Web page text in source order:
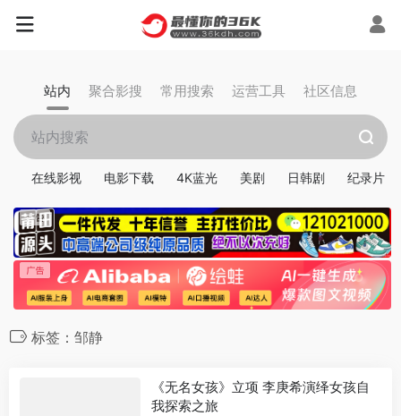
站内 聚合影搜 常用搜索 运营工具 社区信息
在线影视 电影下载 4K蓝光 美剧 日韩剧 纪录片
标签：邹静
《无名女孩》立项 李庚希演绎女孩自
我探索之旅